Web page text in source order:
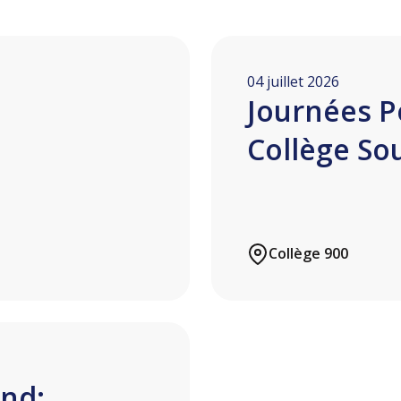
04 juillet 2026
Journées
Collège
Collège 900